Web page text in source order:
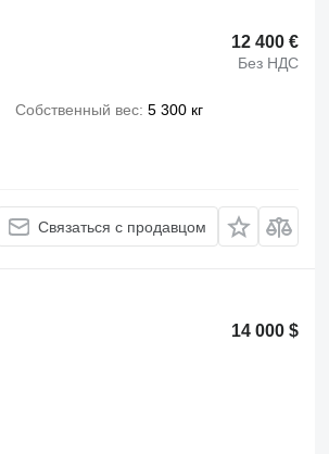
12 400 €
Без НДС
Собственный вес 5 300 кг
Связаться с продавцом
14 000 $